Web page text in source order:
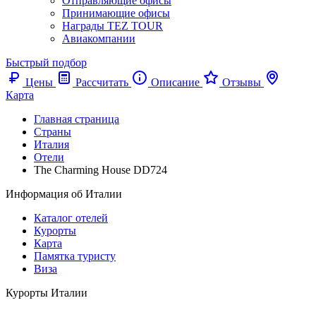
Принимающие офисы
Награды TEZ TOUR
Авиакомпании
Быстрый подбор
Цены
Рассчитать Описание
Отзывы
Карта
Главная страница
Cтраны
Италия
Отели
The Charming House DD724
Информация об Италии
Каталог отелей
Курорты
Карта
Памятка туристу
Виза
Курорты Италии